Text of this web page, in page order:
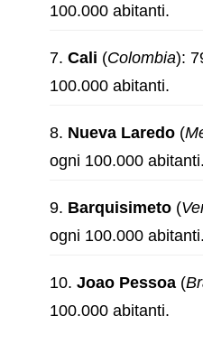
100.000 abitanti.
Cali (Colombia):
100.000 abitanti.
Nueva Laredo (
ogni 100.000 abitanti.
Barquisimeto (
ogni 100.000 abitanti.
Joao Pessoa (
100.000 abitanti.